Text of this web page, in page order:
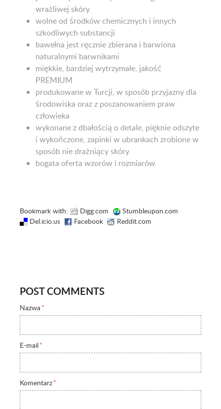
wrażliwej skóry
wolne od środków chemicznych i innych
szkodliwych substancji
bawełna jest ręcznie zbierana i barwiona
naturalnymi barwnikami
miękkie, bardziej wytrzymałe, jakość
PREMIUM
produkowane w Turcji, w sposób przyjazny dla
środowiska oraz z poszanowaniem praw
człowieka
wykonane z dbałością o detale, pięknie odszyte
i wykończone, zapinki w ubrankach zrobione w
sposób nie drażniący skóry
bogata oferta wzorów i rozmiarów
Bookmark with: Digg.com
Stumbleupon.com
Del.icio.us
Facebook Reddit.com
POST COMMENTS
Nazwa *
E-mail*
Komentarz*